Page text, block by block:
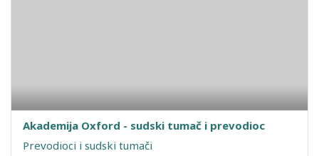
Akademija Oxford - sudski tumač i prevodioc
Prevodioci i sudski tumači